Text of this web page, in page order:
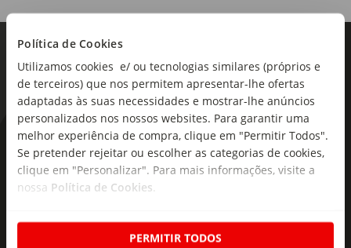
Política de Cookies
Utilizamos cookies e/ ou tecnologias similares (próprios e
de terceiros) que nos permitem apresentar-lhe ofertas
adaptadas às suas necessidades e mostrar-lhe anúncios
personalizados nos nossos websites. Para garantir uma
melhor experiência de compra, clique em "Permitir Todos".
Se pretender rejeitar ou escolher as categorias de cookies,
clique em "Personalizar". Para mais informações, visite a
nossa Política de Cookies
PERMITIR TODOS
As novidades mais frescas no
seu e-mail!
ofertas e novidades para si.